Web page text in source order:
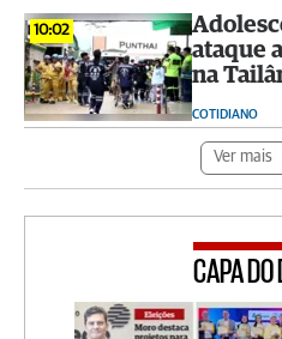
10:02
ataque
na
COTIDIANO
Ver mais
CAPA DO